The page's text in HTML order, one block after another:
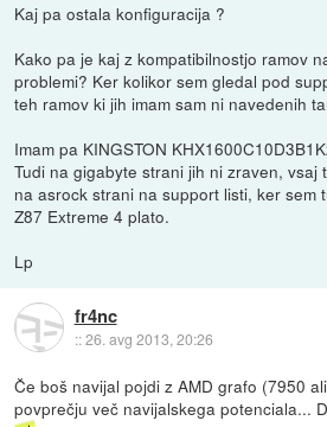
Kaj pa ostala konfiguracija ?
Kako pa je kaj z kompatibilnostjo ramov
problemi? Ker kolikor sem gledal pod
teh ramov ki jih imam sam ni navedenih
Imam pa KINGSTON
Tudi na gigabyte strani jih ni zraven,
na asrock strani na support listi, ker sem
Z87 Extreme 4 plato.
Lp
fr4nc
::26. avg 2013, 20:26
Če boš navijal pojdi z AMD grafo (7950
povprečju več navijalskega potenciala...